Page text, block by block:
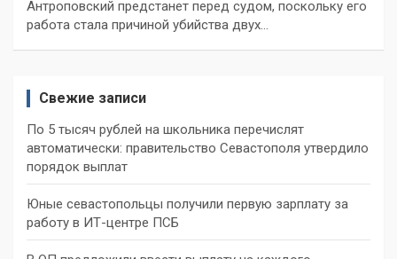
Антроповский предстанет перед судом, поскольку его
работа стала причиной убийства двух…
Свежие записи
По 5 тысяч рублей на школьника перечислят
автоматически: правительство Севастополя утвердило
порядок выплат
Юные севастопольцы получили первую зарплату за
работу в ИТ-центре ПСБ